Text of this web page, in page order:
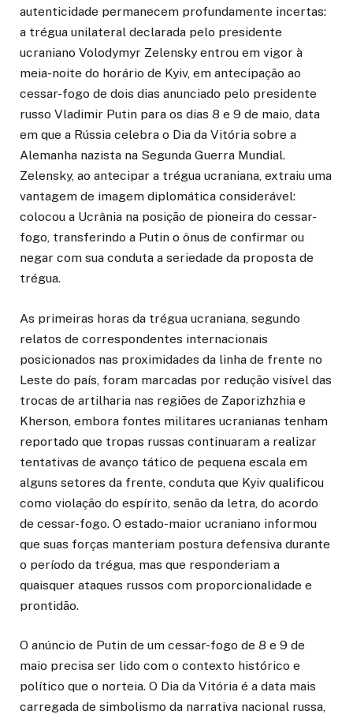
autenticidade permanecem profundamente incertas:
a trégua unilateral declarada pelo presidente
ucraniano Volodymyr Zelensky entrou em vigor à
meia-noite do horário de Kyiv, em antecipação ao
cessar-fogo de dois dias anunciado pelo presidente
russo Vladimir Putin para os dias 8 e 9 de maio, data
em que a Rússia celebra o Dia da Vitória sobre a
Alemanha nazista na Segunda Guerra Mundial.
Zelensky, ao antecipar a trégua ucraniana, extraiu uma
vantagem de imagem diplomática considerável:
colocou a Ucrânia na posição de pioneira do cessar-
fogo, transferindo a Putin o ônus de confirmar ou
negar com sua conduta a seriedade da proposta de
trégua.
As primeiras horas da trégua ucraniana, segundo
relatos de correspondentes internacionais
posicionados nas proximidades da linha de frente no
Leste do país, foram marcadas por redução visível das
trocas de artilharia nas regiões de Zaporizhzhia e
Kherson, embora fontes militares ucranianas tenham
reportado que tropas russas continuaram a realizar
tentativas de avanço tático de pequena escala em
alguns setores da frente, conduta que Kyiv qualificou
como violação do espírito, senão da letra, do acordo
de cessar-fogo. O estado-maior ucraniano informou
que suas forças manteriam postura defensiva durante
o período da trégua, mas que responderiam a
quaisquer ataques russos com proporcionalidade e
prontidão.
O anúncio de Putin de um cessar-fogo de 8 e 9 de
maio precisa ser lido com o contexto histórico e
político que o norteia. O Dia da Vitória é a data mais
carregada de simbolismo da narrativa nacional russa,